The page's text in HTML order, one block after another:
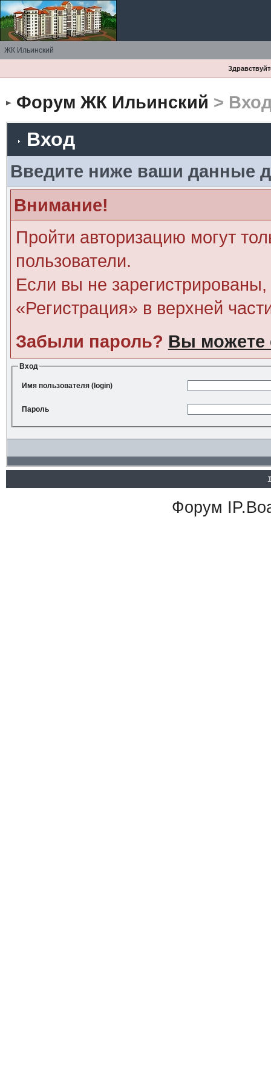
ЖК Ильинский
Форум ЖК Ильинский >
Вход
Введите ниже ваши данные
Внимание!
Пройти авторизацию могут
пользователи.
Если вы не
«Регистрация» в верхней
Забыли пароль? Вы можете
Вход
Имя пользователя (login)
Пароль
Форум